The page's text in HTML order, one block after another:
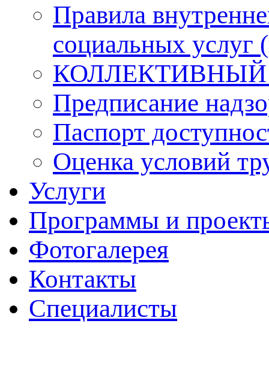
Правила
социальных услуг
Предписание
Паспорт
Оценка условий
Услуги
Программы и
Фотогалерея
Контакты
Специалисты